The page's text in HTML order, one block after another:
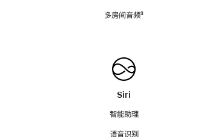
多房间音频脚
³
Siri
智能助理
语音识别